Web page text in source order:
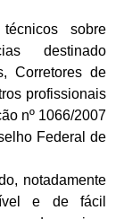
sobre
destinado
Corretores de
profissionais
nº 1066/2007
Federal de
notadamente
e de fácil